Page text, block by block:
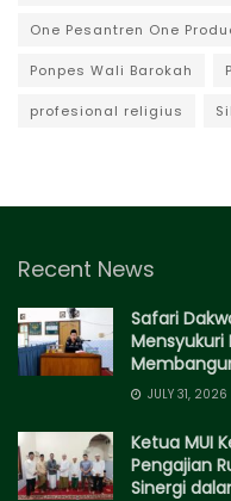
One Pesantren One
Ponpes Wali Barokah
profesional religius
Recent News
Safari
Mensyukuri
JULY 31, 2026
Ketua MUI
Pengajian
Sinergi